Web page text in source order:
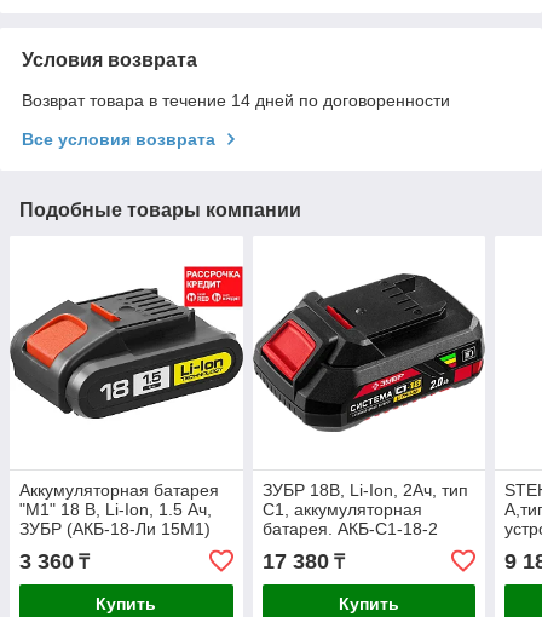
Условия возврата
Возврат товара в течение 14 дней по договоренности
Все условия возврата
Подобные товары компании
Аккумуляторная батарея
"М1" 18 В, Li-Ion, 1.5 Ач,
ЗУБР (АКБ-18-Ли 15М1)
3 360 ₸
Купить
ЗУБР 18В, Li-Ion, 2Ач, тип
С1, аккумуляторная
батарея. АКБ-С1-18-2
17 380₸
Купить
9